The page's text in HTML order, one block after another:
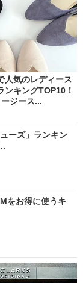
人気のレディース
ンキングTOP10！
ジース...
ーズ」ランキン
をお得に使うキ